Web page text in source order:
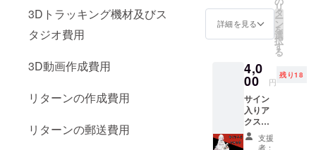
3Dトラッキング機材及びス
タジオ費用
3D動画作成費用
リターンの作成費用
リターンの郵送費用
セージ
は30〜1
分間に
なりま
ガファ
イル便
で送ら
せても
らいま
す！
詳細を見る
リ
タ
ー
ン
を
選
択
す
る
4,0
00 円
残り18
サイン
入りア
クスタ
ご自宅
へお届
支援
者：